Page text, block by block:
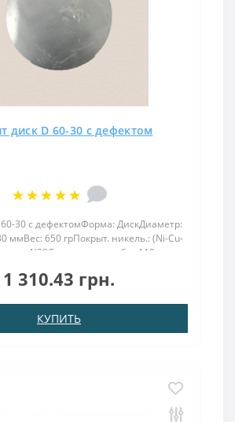
диск D 60-30 с дефектом
30 с дефектомФорма: ДискДиаметр:
ммВес: 650 грПокрыт. никель.: (Ni-Cu-
N38Сцепление прибл.: 110
1 310.43 грн.
КУПИТЬ